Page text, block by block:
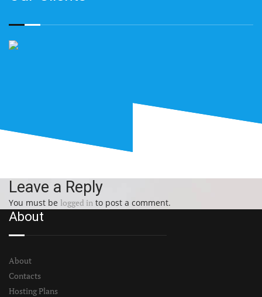
Leave a Reply
You must be logged in to post a comment.
About
About
Contacts
Hosting Plans